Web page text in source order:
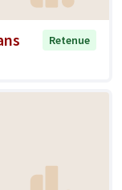
Retenue